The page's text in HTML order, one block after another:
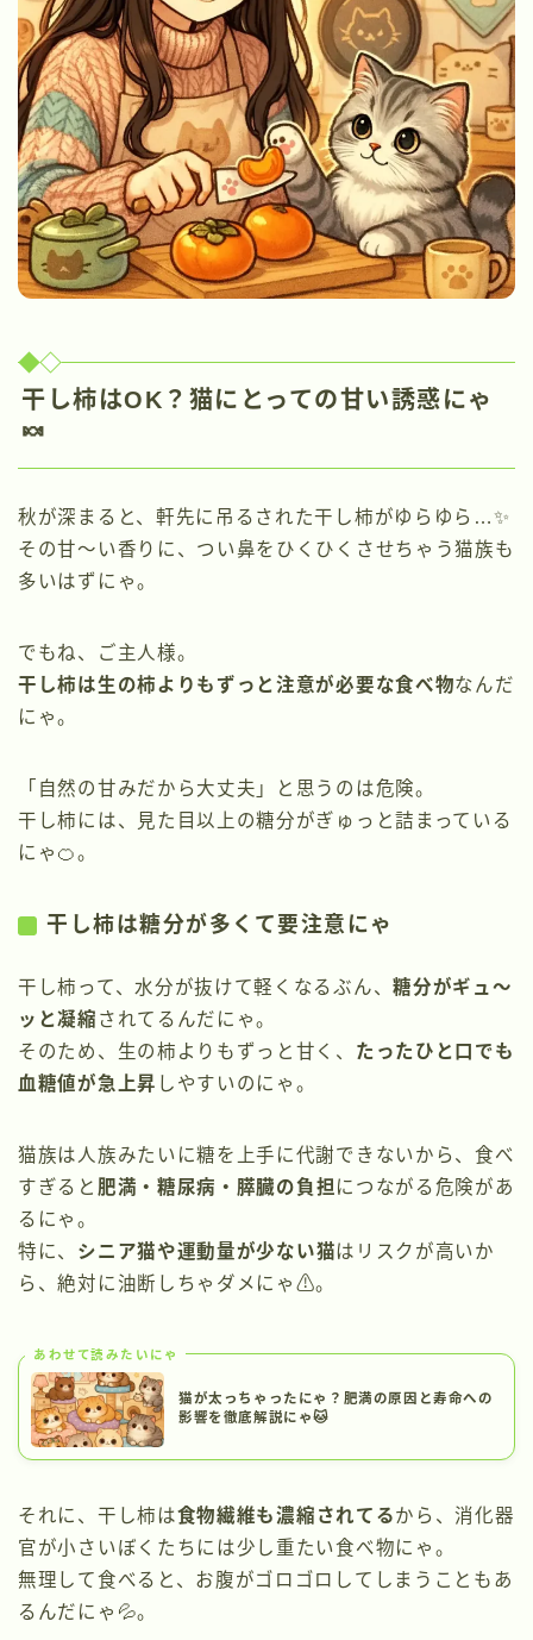
干し柿はOK？猫にとっての甘い誘惑にゃ
🍬
秋が深まると、軒先に吊るされた干し柿がゆらゆら…✨
その甘〜い香りに、つい鼻をひくひくさせちゃう猫族も
多いはずにゃ。
でもね、ご主人様。
干し柿は生の柿よりもずっと注意が必要な食べ物なんだ
にゃ。
「自然の甘みだから大丈夫」と思うのは危険。
干し柿には、見た目以上の糖分がぎゅっと詰まっている
にゃ🍊。
干し柿は糖分が多くて要注意にゃ
干し柿って、水分が抜けて軽くなるぶん、糖分がギュ〜
ッと凝縮 されてるんだにゃ。
そのため、生の柿よりもずっと甘く、 たったひと口でも
血糖値が急上昇 しやすいのにゃ。
猫族は人族みたいに糖を上手に代謝できないから、食べ
すぎると 肥満・糖尿病・膵臓の負担 につながる危険があ
るにゃ。
特に、 シニア猫や運動量が少ない猫はリスクが高いか
ら、絶対に油断しちゃダメにゃ⚠️。
あわせて読みたいにゃ
猫が太っちゃったにゃ？肥満の原因と寿命への
影響を徹底解説にゃ🐱
それに、干し柿は食物繊維も濃縮されてるから、消化器
官が小さいぼくたちには少し重たい食べ物にゃ。
無理して食べると、お腹がゴロゴロしてしまうこともあ
るんだにゃ💦。